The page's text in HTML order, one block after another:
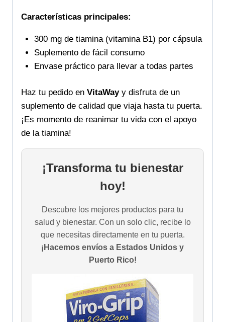
Características principales:
300 mg de tiamina (vitamina B1) por cápsula
Suplemento de fácil consumo
Envase práctico para llevar a todas partes
Haz tu pedido en VitaWayy disfruta de un
suplemento de calidad que viaja hasta tu puerta.
¡Es momento de reanimar tu vida con el apoyo
de la tiamina!
¡Transforma tu bienestar
hoy!
Descubre los mejores productos para tu
salud y bienestar. Con un solo clic, recibe lo
que necesitas directamente en tu puerta.
¡Hacemos envíos a Estados Unidos y
Puerto Rico!